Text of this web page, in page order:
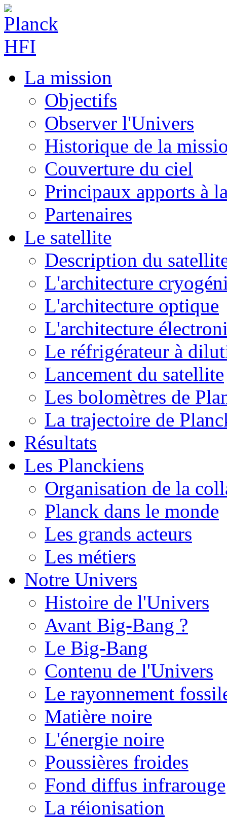
La mission
Objectifs
Observer l'Univers
Historique de la
Couverture du ciel
Principaux apports à
Partenaires
Le satellite
Description du
L'architecture
L'architecture optique
L'architecture
Le réfrigérateur à
Lancement du satellite
Les bolomètres de
La trajectoire de
Résultats
Les Planckiens
Organisation de la
Planck dans le monde
Les grands acteurs
Les métiers
Notre Univers
Histoire de l'Univers
Avant Big-Bang ?
Le Big-Bang
Contenu de l'Univers
Le rayonnement
Matière noire
L'énergie noire
Poussières froides
Fond diffus infrarouge
La réionisation